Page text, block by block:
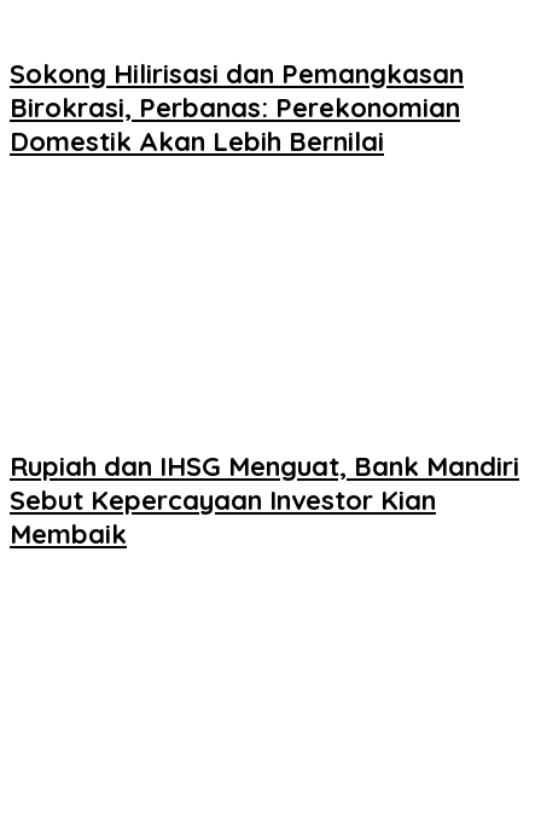
Sokong Hilirisasi dan Pemangkasan
Birokrasi, Perbanas: Perekonomian
Domestik Akan Lebih Bernilai
Rupiah dan IHSG Menguat, Bank Mandiri
Sebut Kepercayaan Investor Kian
Membaik